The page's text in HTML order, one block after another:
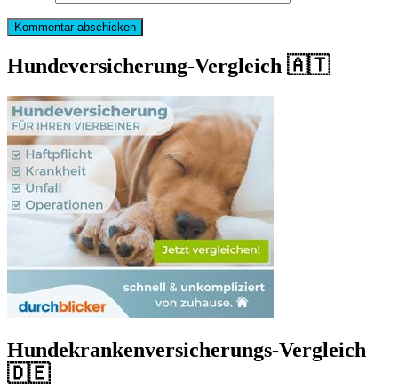
Hundeversicherung-Vergleich 🇦🇹
Hundekrankenversicherungs-Vergleich
🇩🇪